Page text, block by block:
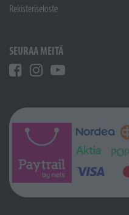
Rekisteriseloste
SEURAA MEITÄ